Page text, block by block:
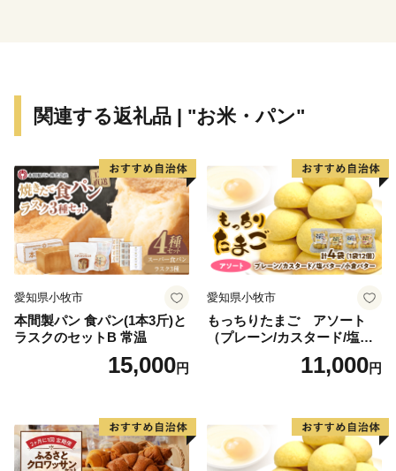
関連する返礼品 | "お米・パン"
愛知県小牧市
本間製パン 食パン(1本3斤)と
ラスクのセットB 常温
15,000円
愛知県小牧市
もっちりたまご アソート
（プレーン/カスタード/塩バ
ター/小倉バター）11,000円